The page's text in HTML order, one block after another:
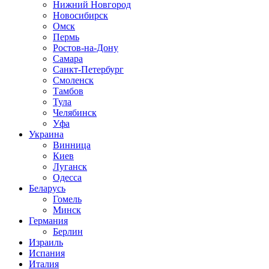
Нижний Новгород
Новосибирск
Омск
Пермь
Ростов-на-Дону
Самара
Санкт-Петербург
Смоленск
Тамбов
Тула
Челябинск
Уфа
Украина
Винница
Киев
Луганск
Одесса
Беларусь
Гомель
Минск
Германия
Берлин
Израиль
Испания
Италия